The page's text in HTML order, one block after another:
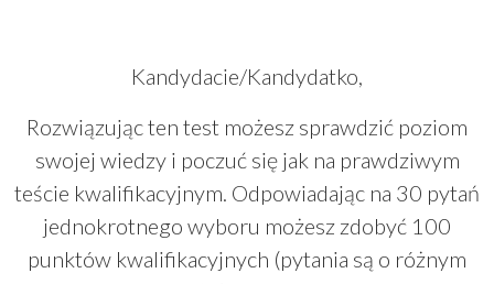
Kandydacie/Kandydatko,
Rozwiązując ten test możesz sprawdzić poziom
swojej wiedzy i poczuć się jak na prawdziwym
teście kwalifikacyjnym. Odpowiadając na 30 pytań
jednokrotnego wyboru możesz zdobyć 100
punktów kwalifikacyjnych (pytania są o różnym